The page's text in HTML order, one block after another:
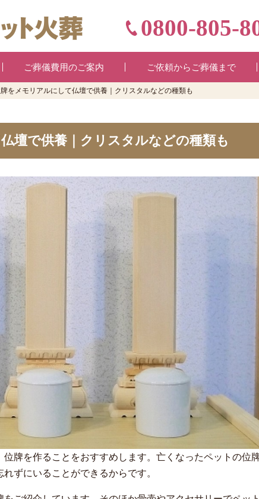
0800-805-
ご葬儀費用のご案内 ご依頼からご葬儀まで
をメモリアルにして仏壇で供養｜クリスタルなどの種類も
壇で供養｜クリスタルなどの種類も
牌を作ることをおすすめします。亡くなったペットの位
ずにいることができるからです。